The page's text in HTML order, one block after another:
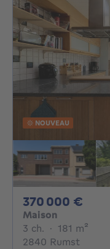
NOUVEAU
370 000 €
Maison
3 ch. 3 chambres
· 181 m²
2840 Rumst